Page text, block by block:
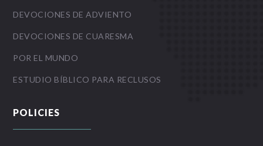
DEVOCIONES DE ADVIENTO
DEVOCIONES DE CUARESMA
POR EL MUNDO
ESTUDIO BÍBLICO PARA RECLUSOS
POLICIES